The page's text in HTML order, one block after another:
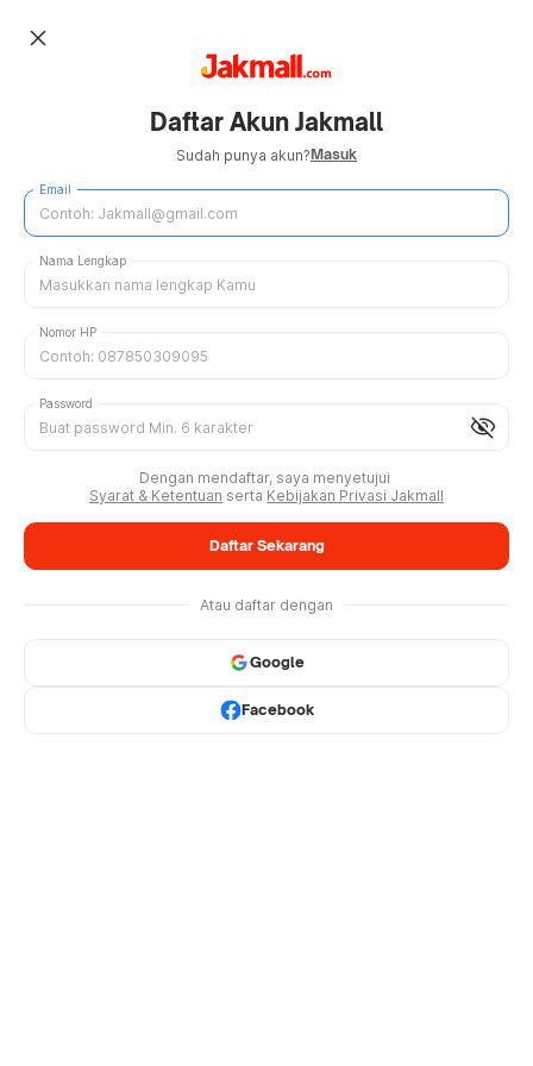
close
Daftar Akun Jakmall
Sudah punya akun?Masuk
Email
Nama Lengkap
Nomor HP
visibility_off
Password
Dengan mendaftar, saya menyetujui
Syarat & Ketentuan serta Kebijakan Privasi Jakmall
Daftar Sekarang
Atau daftar dengan
Google
Facebook